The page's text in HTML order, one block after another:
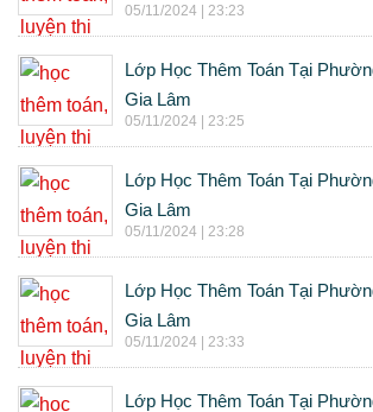
05/11/2024 | 23:23
Lớp Học Thêm Toán Tại
Gia Lâm
05/11/2024 | 23:25
Lớp Học Thêm Toán Tại
Gia Lâm
05/11/2024 | 23:28
Lớp Học Thêm Toán Tại
Gia Lâm
05/11/2024 | 23:33
Lớp Học Thêm Toán Tại